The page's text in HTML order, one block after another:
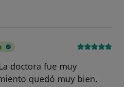
doctora fue muy
quedó muy bien.